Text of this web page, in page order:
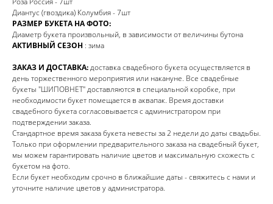
Диантус (гвоздика) Колумбия - 7шт
РАЗМЕР БУКЕТА НА ФОТО:
Диаметр букета произвольный, в зависимости от величины бутона
АКТИВНЫЙ СЕЗОН : зима
ЗАКАЗ И ДОСТАВКА:доставка свадебного букета осуществляется в
день торжественного мероприятия или накануне. Все свадебные
букеты "ШИПОВНЕТ" доставляются в специальной коробке, при
необходимости букет помещается в аквапак. Время доставки
свадебного букета согласовывается с администратором при
подтверждении заказа.
Стандартное время заказа букета невесты за 2 недели до даты свадьбы.
Только при оформлении предварительного заказа на свадебный букет,
мы можем гарантировать наличие цветов и максимальную схожесть с
букетом на фото.
Если букет необходим срочно в ближайшие даты - свяжитесь с нами и
уточните наличие цветов у администратора.